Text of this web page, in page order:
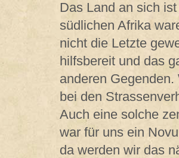
Das Land an sich
südlichen Afrika
nicht die Letzte
hilfsbereit und das
anderen
bei den
Auch eine solche
war für uns ein
da werden wir das